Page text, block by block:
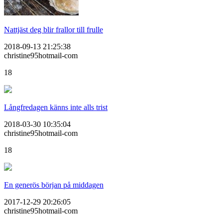
Nattjäst deg blir frallor till frulle
2018-09-13 21:25:38
christine95hotmail-com
18
Långfredagen känns inte alls trist
2018-03-30 10:35:04
christine95hotmail-com
18
En generös början på middagen
2017-12-29 20:26:05
christine95hotmail-com